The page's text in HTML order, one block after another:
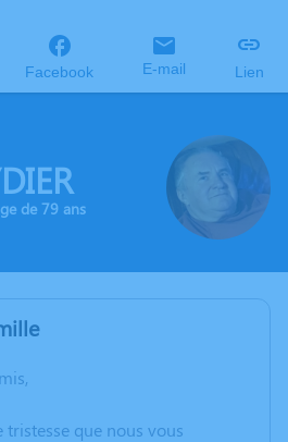
Facebook E-mail Lien
de 79 ans
tristesse que nous vous